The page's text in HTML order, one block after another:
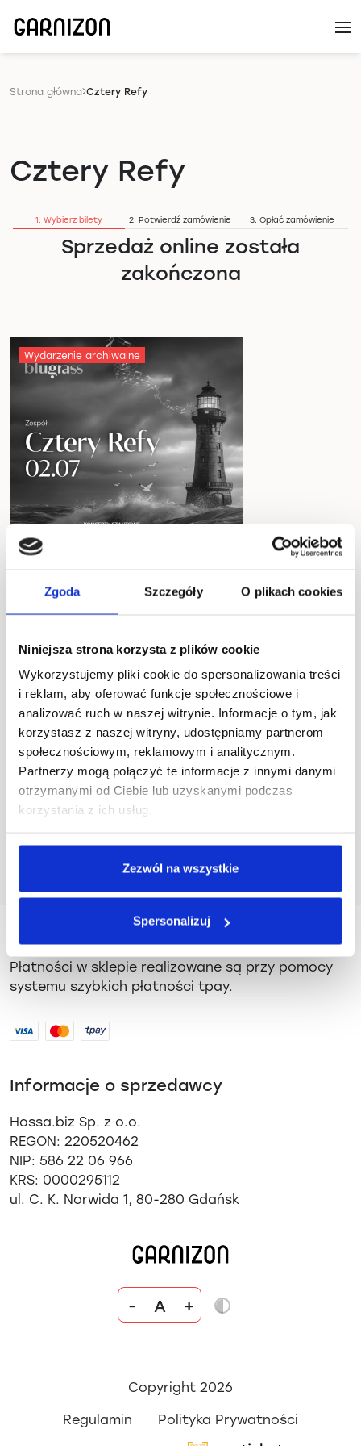
Zgoda Szczegóły O plikach cookies
Niniejsza strona korzysta z plików cookie
Wykorzystujemy pliki cookie do spersonalizowania treści
i reklam, aby oferować funkcje społecznościowe i
analizować ruch w naszej witrynie. Informacje o tym, jak
korzystasz z naszej witryny, udostępniamy partnerom
społecznościowym, reklamowym i analitycznym.
Partnerzy mogą połączyć te informacje z innymi danymi
otrzymanymi od Ciebie lub uzyskanymi podczas
korzystania z ich usług.
Zezwól na wszystkie
Spersonalizuj
Strona główna Cztery Refy
Cztery Refy
1. Wybierz bilety 2. Potwierdź zamówienie 3. Opłać zamówienie
Sprzedaż online została
zakończona
Wydarzenie archiwalne
02.07.2026
Start: 19:30
od 49 zł
Blugrass, Bitwy pod Płowcami 54,
Sopot
Jak dojechać
- A +
Płatności i dostawa
Płatności w sklepie realizowane są przy pomocy
systemu szybkich płatności tpay.
Informacje o sprzedawcy
Hossa.biz Sp. z o.o.
REGON: 220520462
NIP: 586 22 06 966
KRS: 0000295112
ul. C. K. Norwida 1, 80-280 Gdańsk
Copyright 2026
Regulamin
Polityka Prywatności